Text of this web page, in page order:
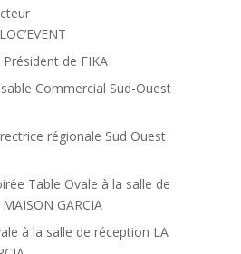
de FIKA
Commercial Sud-Ouest
régionale Sud Ouest
Table Ovale à la salle de
GARCIA
à la salle de réception LA